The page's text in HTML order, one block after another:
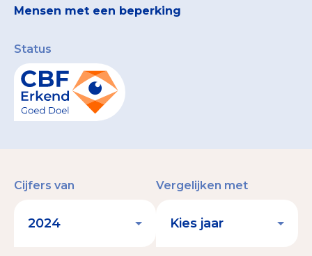
Mensen met een beperking
Status
Cijfers van Vergelijken met